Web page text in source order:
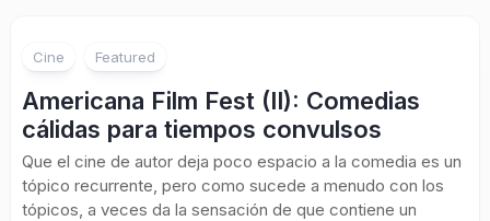
Cine Featured
Americana Film Fest (II): Comedias
cálidas para tiempos convulsos
Que el cine de autor deja poco espacio a la comedia es un
tópico recurrente, pero como sucede a menudo con los
tópicos, a veces da la sensación de que contiene un